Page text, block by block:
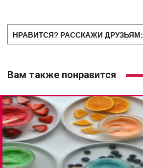
НРАВИТСЯ? РАССКАЖИ ДРУЗЬЯМ:
Вам также понравится